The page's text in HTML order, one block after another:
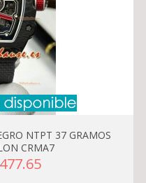
NTPT 37 GRAMOS
CRMA7